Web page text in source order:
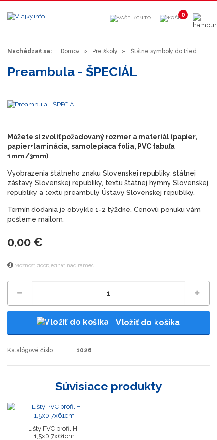
Nachádzaš sa: Domov Pre školy Štátne symboly do tried
Preambula - ŠPECIÁL
Môžete si zvoliť požadovaný rozmer a materiál (papier,
papier+laminácia, samolepiaca fólia, PVC tabuľa
1mm/3mm).
Vyobrazenia štátneho znaku Slovenskej republiky, štátnej
zástavy Slovenskej republiky, textu štátnej hymny Slovenskej
republiky a textu preambuly Ústavy Slovenskej republiky.
Termín dodania je obvykle 1-2 týždne. Cenovú ponuku vám
pošleme mailom.
0,00 €
Možnosť doobjednať nad rámec
Vložiť do košíka
Katalógové číslo: 1026
Súvisiace produkty
Lišty PVC profil H -
1,5x0,7x61cm
0